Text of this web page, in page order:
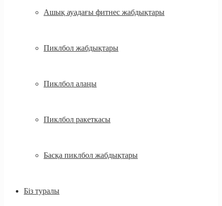
Ашық ауадағы фитнес жабдықтары
Пиклбол жабдықтары
Пиклбол алаңы
Пиклбол ракеткасы
Басқа пиклбол жабдықтары
Біз туралы